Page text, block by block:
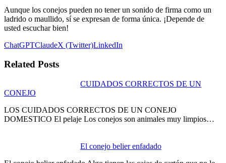
Aunque los conejos pueden no tener un sonido de firma como un
ladrido o maullido, sí se expresan de forma única. ¡Depende de
usted escuchar bien!
ChatGPTClaudeX (Twitter)LinkedIn
Related Posts
CUIDADOS CORRECTOS DE UN
CONEJO
LOS CUIDADOS CORRECTOS DE UN CONEJO
DOMESTICO El pelaje Los conejos son animales muy limpios…
El conejo belier enfadado